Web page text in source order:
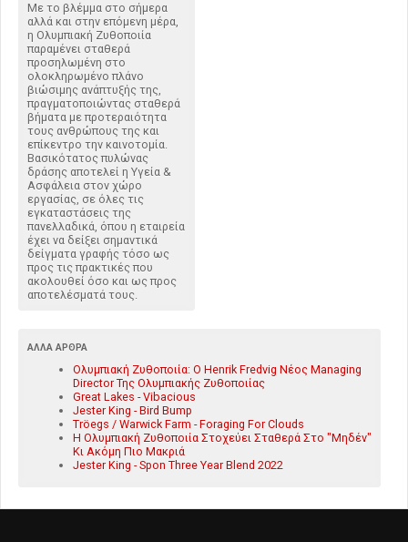
Με το βλέμμα στο σήμερα
αλλά και στην επόμενη μέρα,
η Ολυμπιακή Ζυθοποιία
παραμένει σταθερά
προσηλωμένη στο
ολοκληρωμένο πλάνο
βιώσιμης ανάπτυξής της,
πραγματοποιώντας σταθερά
βήματα με προτεραιότητα
τους ανθρώπους της και
επίκεντρο την καινοτομία.
Βασικότατος πυλώνας
δράσης αποτελεί η Υγεία &
Ασφάλεια στον χώρο
εργασίας, σε όλες τις
εγκαταστάσεις της
πανελλαδικά, όπου η εταιρεία
έχει να δείξει σημαντικά
δείγματα γραφής τόσο ως
προς τις πρακτικές που
ακολουθεί όσο και ως προς
αποτελέσματά τους.
ΆΛΛΑ ΆΡΘΡΑ
Ολυμπιακή Ζυθοποιία: Ο Henrik Fredvig Νέος Managing
Director Της Ολυμπιακής Ζυθοποιίας
Great Lakes - Vibacious
Jester King - Bird Bump
Tröegs / Warwick Farm - Foraging For Clouds
Η Ολυμπιακή Ζυθοποιία Στοχεύει Σταθερά Στο "Μηδέν"
Κι Ακόμη Πιο Μακριά
Jester King - Spon Three Year Blend 2022